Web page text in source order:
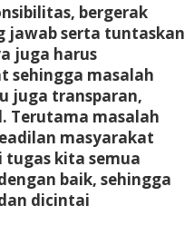
bergerak
jawab serta tuntaskan
juga harus
sehingga masalah
juga transparan,
Terutama masalah
masyarakat
kita semua
baik, sehingga
dicintai